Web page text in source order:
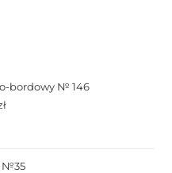
bordowy № 146
№35